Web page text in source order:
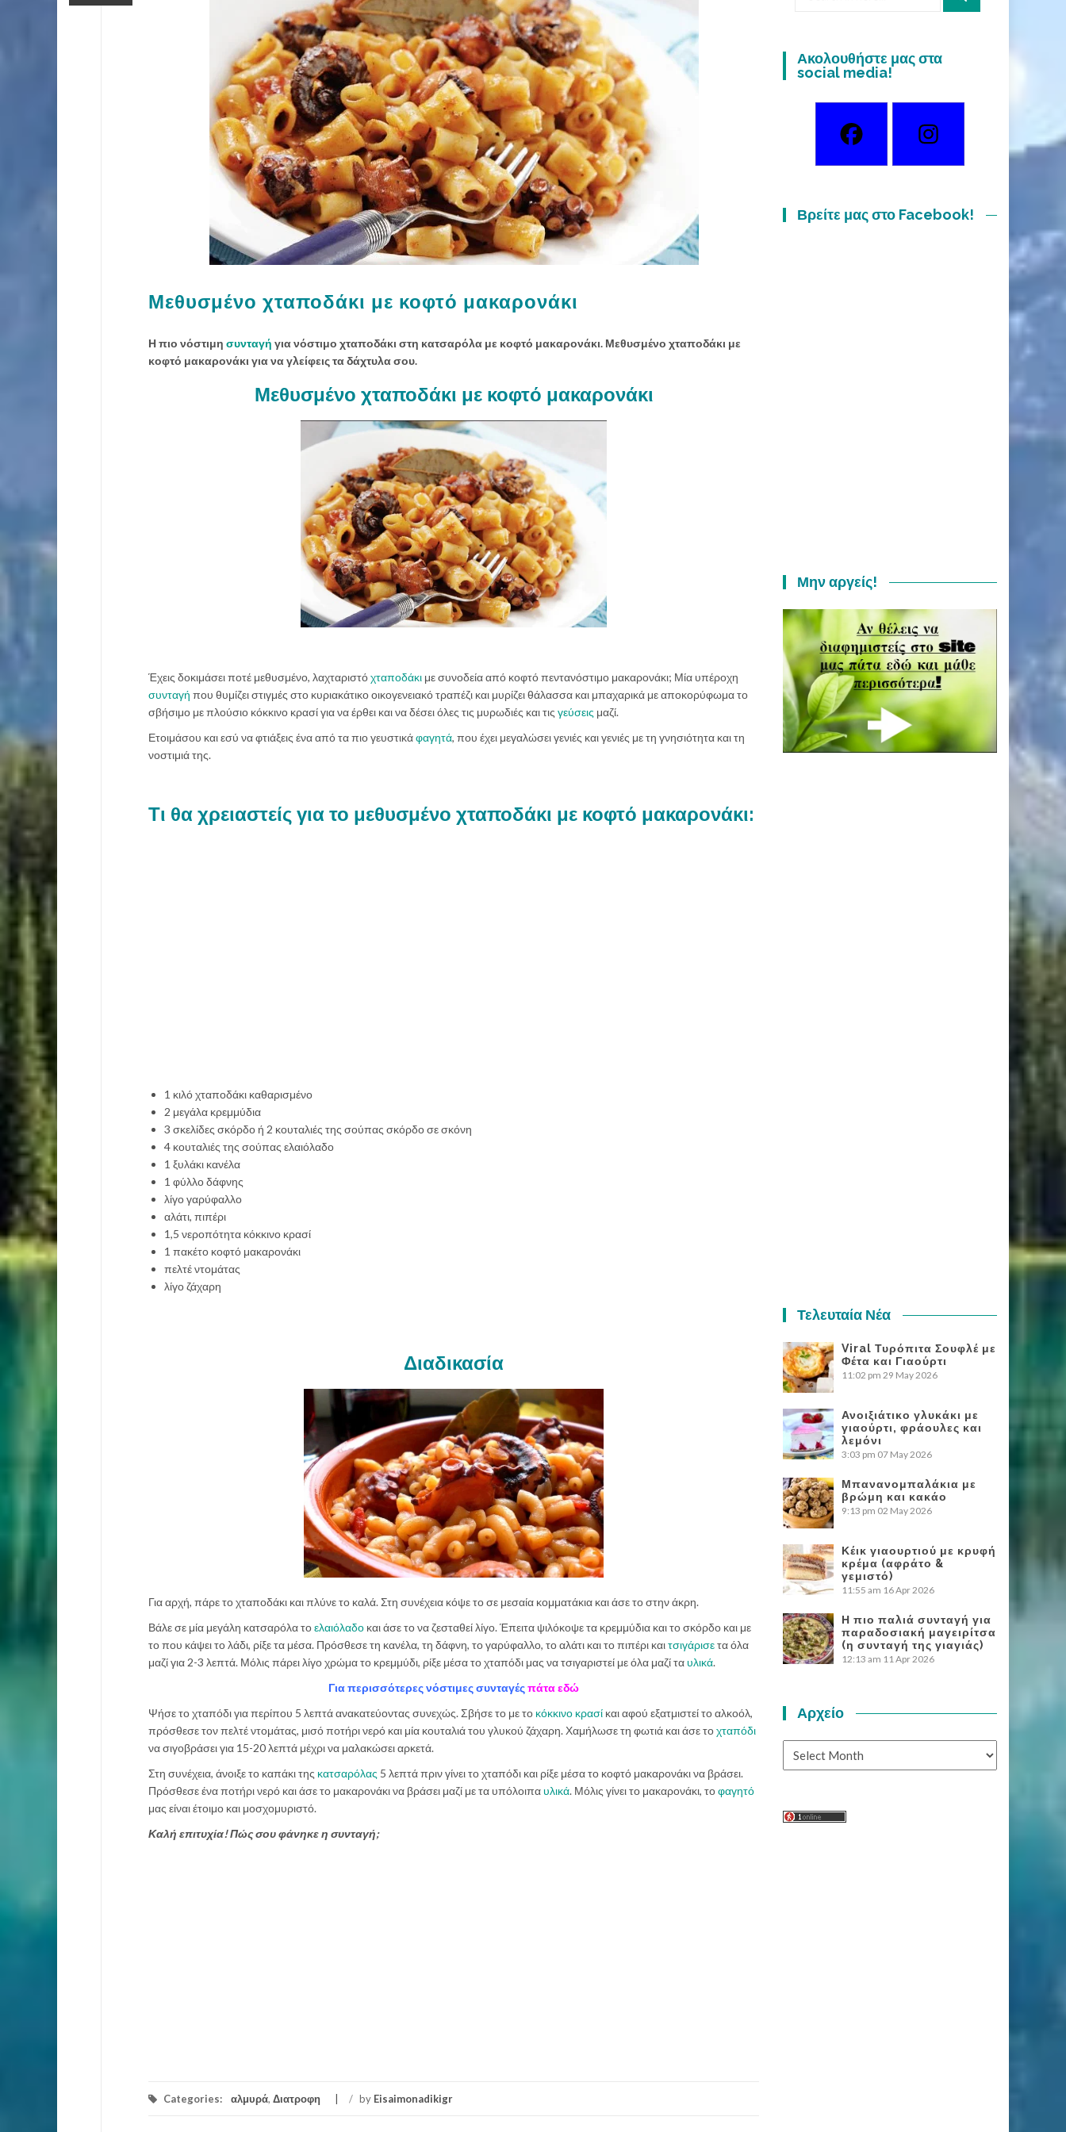
Μεθυσμένο χταποδάκι με κοφτό μακαρονάκι
Η πιο νόστιμη συνταγή για νόστιμο χταποδάκι στη κατσαρόλα με κοφτό μακαρονάκι. Μεθυσμένο χταποδάκι με
κοφτό μακαρονάκι για να γλείφεις τα δάχτυλα σου.
Μεθυσμένο χταποδάκι με κοφτό μακαρονάκι
Έχεις δοκιμάσει ποτέ μεθυσμένο, λαχταριστόχταποδάκι με συνοδεία από κοφτό πεντανόστιμο μακαρονάκι; Μία υπέροχη
συνταγή που θυμίζει στιγμές στο κυριακάτικο οικογενειακό τραπέζι και μυρίζει θάλασσα και μπαχαρικά με αποκορύφωμα το
σβήσιμο με πλούσιο κόκκινο κρασί για να έρθει και να δέσει όλες τις μυρωδιές και τις γεύσεις μαζί.
Ετοιμάσου και εσύ να φτιάξεις ένα από τα πιο γευστικάφαγητά, που έχει μεγαλώσει γενιές και γενιές με τη γνησιότητα και τη
νοστιμιά της.
Τι θα χρειαστείς για το μεθυσμένο χταποδάκι με κοφτό μακαρονάκι:
1 κιλό χταποδάκι καθαρισμένο
2 μεγάλα κρεμμύδια
3 σκελίδες σκόρδο ή 2 κουταλιές της σούπας σκόρδο σε σκόνη
4 κουταλιές της σούπας ελαιόλαδο
1 ξυλάκι κανέλα
1 φύλλο δάφνης
λίγο γαρύφαλλο
αλάτι, πιπέρι
1,5 νεροπότητα κόκκινο κρασί
1 πακέτο κοφτό μακαρονάκι
πελτέ ντομάτας
λίγο ζάχαρη
Διαδικασία
Για αρχή, πάρε το χταποδάκι και πλύνε το καλά. Στη συνέχεια κόψε το σε μεσαία κομματάκια και άσε το στην άκρη.
Βάλε σε μία μεγάλη κατσαρόλα τοελαιόλαδο και άσε το να ζεσταθεί λίγο. Έπειτα ψιλόκοψε τα κρεμμύδια και το σκόρδο και με
το που κάψει το λάδι, ρίξε τα μέσα. Πρόσθεσε τη κανέλα, τη δάφνη, το γαρύφαλλο, το αλάτι και το πιπέρι καιτσιγάρισετα όλα
μαζί για 2-3 λεπτά. Μόλις πάρει λίγο χρώμα το κρεμμύδι, ρίξε μέσα το χταπόδι μας να τσιγαριστεί με όλα μαζί ταυλικά.
Για περισσότερες νόστιμες συνταγέςπάτα εδώ
Ψήσε το χταπόδι για περίπου 5 λεπτά ανακατεύοντας συνεχώς. Σβήσε το με το κόκκινο κρασί και αφού εξατμιστεί το αλκοόλ,
πρόσθεσε τον πελτέ ντομάτας, μισό ποτήρι νερό και μία κουταλιά του γλυκού ζάχαρη. Χαμήλωσε τη φωτιά και άσε τοχταπόδι
να σιγοβράσει για 15-20 λεπτά μέχρι να μαλακώσει αρκετά.
Στη συνέχεια, άνοιξε το καπάκι της κατσαρόλας 5 λεπτά πριν γίνει το χταπόδι και ρίξε μέσα το κοφτό μακαρονάκι να βράσει.
Πρόσθεσε ένα ποτήρι νερό και άσε το μακαρονάκι να βράσει μαζί με τα υπόλοιπαυλικά. Μόλις γίνει το μακαρονάκι, τοφαγητό
μας είναι έτοιμο και μοσχομυριστό.
Καλή επιτυχία! Πώς σου φάνηκε η συνταγή;
Categories: αλμυρά, Διατροφη / by Eisaimonadikigr
Ακολουθήστε μας στα
social media!
Βρείτε μας στο Facebook!
Μην αργείς!
Τελευταία Νέα
Viral Τυρόπιτα Σουφλέ με
Φέτα και Γιαούρτι
11:02 pm 29 May 2026
Ανοιξιάτικο γλυκάκι με
γιαούρτι, φράουλες και
λεμόνι
3:03 pm 07 May 2026
Μπανανομπαλάκια με
βρώμη και κακάο
9:13 pm 02 May 2026
Κέικ γιαουρτιού με κρυφή
κρέμα (αφράτο &
γεμιστό)
11:55 am 16 Apr 2026
Η πιο παλιά συνταγή για
παραδοσιακή μαγειρίτσα
(η συνταγή της γιαγιάς)
12:13 am 11 Apr 2026
Αρχείο